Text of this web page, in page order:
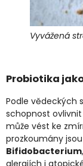
Vyvážená
Probiotika
Podle vědeckých
schopnost
může vést ke
prozkoumány
Bifidobacterium
alergiích i